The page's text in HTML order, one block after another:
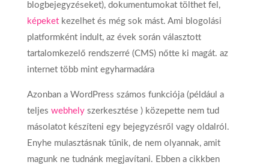
blogbejegyzéseket), dokumentumokat tölthet fel,
képeketkezelhet és még sok mást. Ami blogolási
platformként indult, az évek során választott
tartalomkezelő rendszerré (CMS) nőtte ki magát. az
internet több mint egyharmadára
Azonban a WordPress számos funkciója (például a
teljes webhelyszerkesztése ) közepette nem tud
másolatot készíteni egy bejegyzésről vagy oldalról.
Enyhe mulasztásnak tűnik, de nem olyannak, amit
magunk ne tudnánk megjavítani. Ebben a cikkben